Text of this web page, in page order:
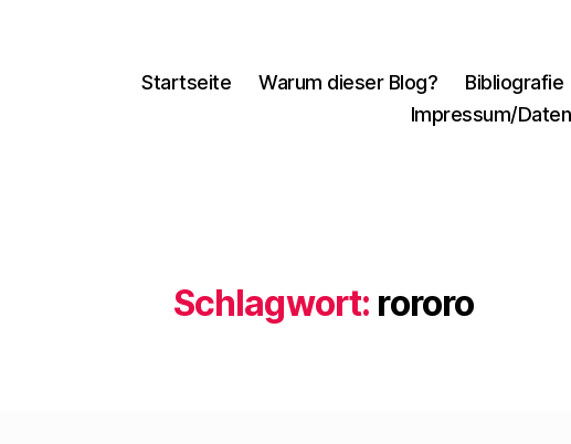
Startseite Warum dieser Blog? Bibliografie
Impressum/
Schlagwort: rororo